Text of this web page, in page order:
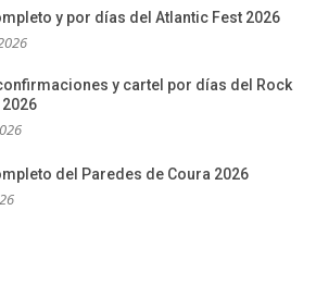
y por días del Atlantic Fest 2026
y cartel por días del Rock
del Paredes de Coura 2026